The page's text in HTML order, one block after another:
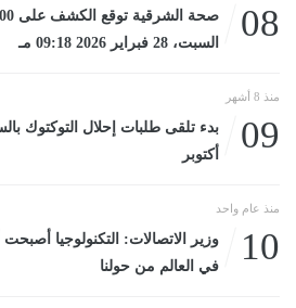
08
السبت، 28 فبراير 2026 09:18 مـ
منذ 8 أشهر
09
أكتوبر
منذ عام واحد
10
وزير الاتصالات: التكنولوجيا أصبحت
في العالم من حولنا